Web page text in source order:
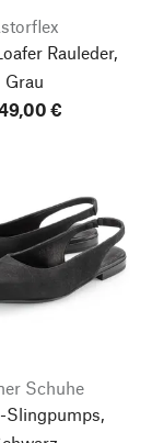
Rauleder,
Grau
€
Schuhe
Slingpumps,